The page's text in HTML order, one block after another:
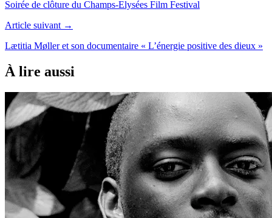
Soirée de clôture du Champs-Elysées Film Festival
Article suivant →
Lætitia Møller et son documentaire « L’énergie positive des dieux »
À lire aussi